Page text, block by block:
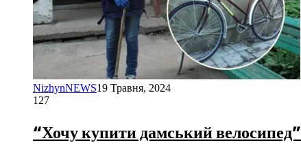
NizhynNEWS19 Травня, 2024
127
“Хочу купити дамський